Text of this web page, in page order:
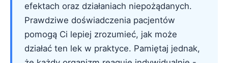
efektach oraz działaniach niepożądanych.
Prawdziwe doświadczenia pacjentów
pomogą Ci lepiej zrozumieć, jak może
działać ten lek w praktyce. Pamiętaj jednak,